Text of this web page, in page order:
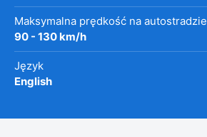
Maksymalna prędkość na autostradzie
90 - 130 km/h
Język
English